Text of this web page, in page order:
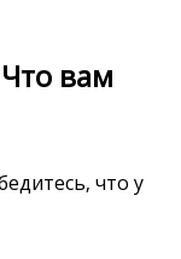
вам
что у